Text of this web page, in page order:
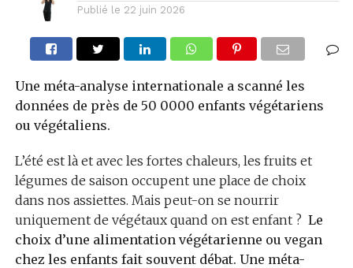
Publié le 22 juin 2026
Une méta-analyse internationale a scanné les
données de près de 50 0000 enfants végétariens
ou végétaliens.
L’été est là et avec les fortes chaleurs, les fruits et
légumes de saison occupent une place de choix
dans nos assiettes. Mais peut-on se nourrir
uniquement de végétaux quand on est enfant ? Le
choix d’une alimentation végétarienne ou vegan
chez les enfants fait souvent débat. Une méta-